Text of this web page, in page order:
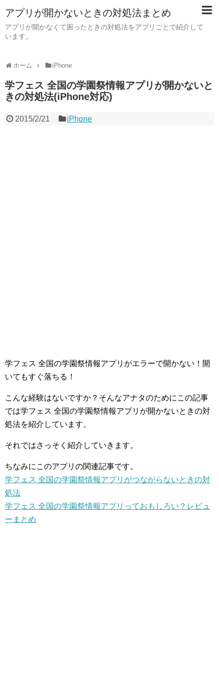
アプリが開かないときの対処法まとめ
アプリが開かなくて困ったときの対処法をアプリごとで紹介して
います。
ホーム iPhone
学フェス 全国の学園祭情報アプリが開かないと
きの対処法(iPhone対応)
2015/2/21 iPhone
学フェス 全国の学園祭情報アプリがエラーで開かない！開
いてもすぐ落ちる！
こんな経験はないですか？そんなアナタのためにこの記事
では学フェス 全国の学園祭情報アプリが開かないときの対
処法を紹介しています。
それではさっそく紹介していきます。
ちなみにこのアプリの関連記事です。
学フェス 全国の学園祭情報アプリがつながらないときの対
処法
学フェス 全国の学園祭情報アプリっておもしろい？レビュ
ーまとめ